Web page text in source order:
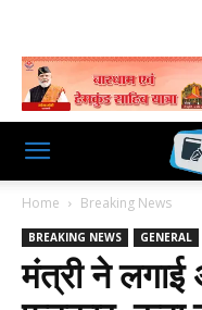
Home Breaking News
BREAKING NEWS GENERAL
मंत्री ने लगाई